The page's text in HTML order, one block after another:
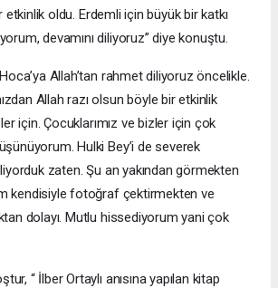
etkinlik oldu. Erdemli için büyük bir katkı
devamını diliyoruz” diye konuştu.
Allah’tan rahmet diliyoruz öncelikle.
Allah razı olsun böyle bir etkinlik
için. Çocuklarımız ve bizler için çok
Hulki Bey’i de severek
zaten. Şu an yakından görmekten
kendisiyle fotoğraf çektirmekten ve
dolayı. Mutlu hissediyorum yani çok
“ İlber Ortaylı anısına yapılan kitap